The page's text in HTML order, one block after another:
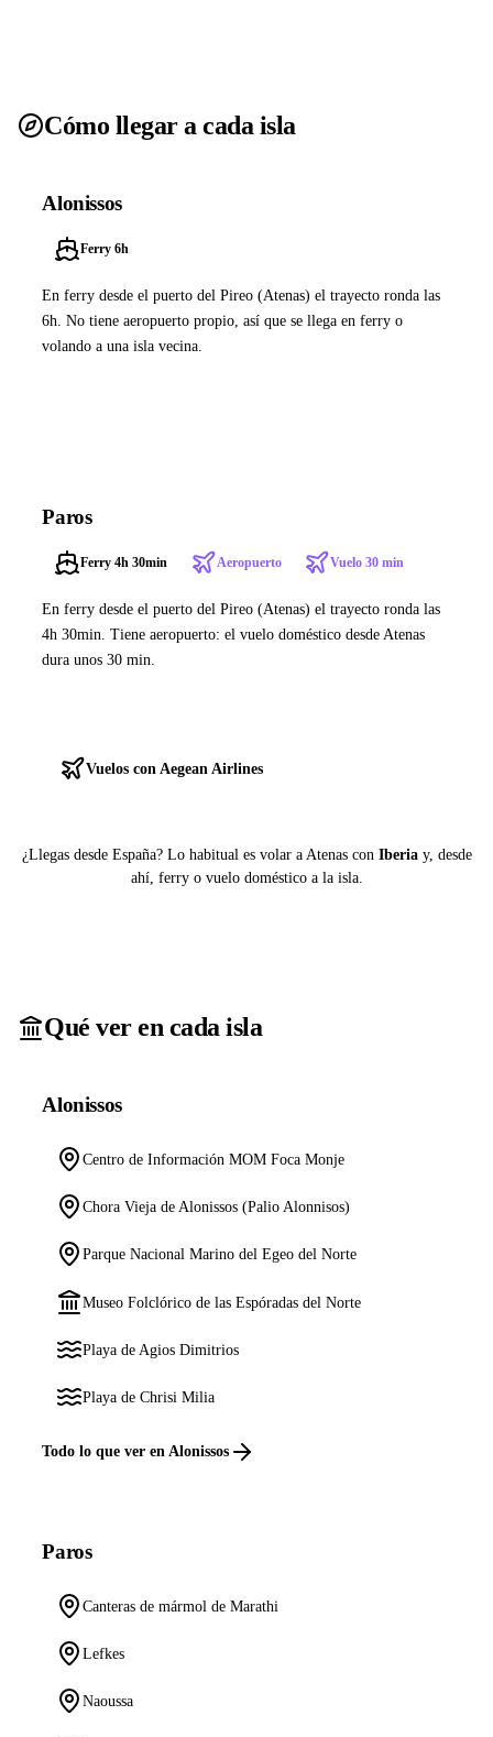
Cómo llegar a cada isla
Alonissos
Ferry 6h
En ferry desde el puerto del Pireo (Atenas) el trayecto ronda las
6h. No tiene aeropuerto propio, así que se llega en ferry o
volando a una isla vecina.
Paros
Ferry 4h 30min Aeropuerto Vuelo 30 min
En ferry desde el puerto del Pireo (Atenas) el trayecto ronda las
4h 30min. Tiene aeropuerto: el vuelo doméstico desde Atenas
dura unos 30 min.
Vuelos con Aegean Airlines
¿Llegas desde España? Lo habitual es volar a Atenas con Iberiay, desde
ahí, ferry o vuelo doméstico a la isla.
Qué ver en cada isla
Alonissos
Centro de Información MOM Foca Monje
Chora Vieja de Alonissos (Palio Alonnisos)
Parque Nacional Marino del Egeo del Norte
Museo Folclórico de las Espóradas del Norte
Playa de Agios Dimitrios
Playa de Chrisi Milia
Todo lo que ver en Alonissos
Paros
Canteras de mármol de Marathi
Lefkes
Naoussa